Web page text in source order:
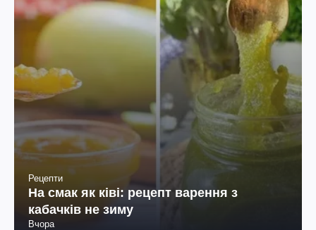
Рецепти
На смак як ківі: рецепт варення з
кабачків не зиму
Вчора